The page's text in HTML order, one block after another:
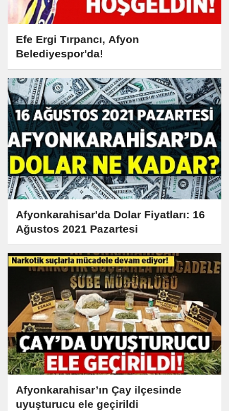
Efe Ergi Tırpancı, Afyon
Belediyespor'da!
Afyonkarahisar'da Dolar Fiyatları: 16
Ağustos 2021 Pazartesi
Afyonkarahisar’ın Çay ilçesinde
uyuşturucu ele geçirildi